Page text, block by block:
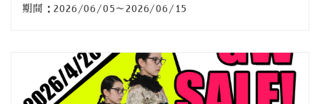
期間：2026/06/05～2026/06/15